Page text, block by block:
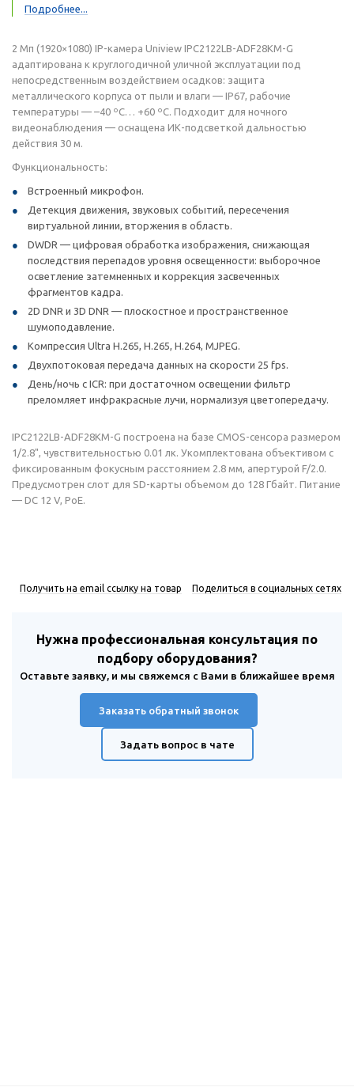
Подробнее...
2 Мп (1920×1080) IP-камера Uniview IPC2122LB-ADF28KM-G
адаптирована к круглогодичной уличной эксплуатации под
непосредственным воздействием осадков: защита
металлического корпуса от пыли и влаги — IP67, рабочие
температуры — –40 ºС… +60 ºС. Подходит для ночного
видеонаблюдения — оснащена ИК-подсветкой дальностью
действия 30 м.
Функциональность:
Встроенный микрофон.
Детекция движения, звуковых событий, пересечения
виртуальной линии, вторжения в область.
DWDR — цифровая обработка изображения, снижающая
последствия перепадов уровня освещенности: выборочное
осветление затемненных и коррекция засвеченных
фрагментов кадра.
2D DNR и 3D DNR — плоскостное и пространственное
шумоподавление.
Компрессия Ultra H.265, H.265, H.264, MJPEG.
Двухпотоковая передача данных на скорости 25 fps.
День/ночь с ICR: при достаточном освещении фильтр
преломляет инфракрасные лучи, нормализуя цветопередачу.
IPC2122LB-ADF28KM-G построена на базе CMOS-сенсора размером
1/2.8", чувствительностью 0.01 лк. Укомплектована объективом с
фиксированным фокусным расстоянием 2.8 мм, апертурой F/2.0.
Предусмотрен слот для SD-карты объемом до 128 Гбайт. Питание
— DC 12 V, PoE.
Получить на email ссылку на товар Поделиться в социальных сетях
Нужна профессиональная консультация по
подбору оборудования?
Оставьте заявку, и мы свяжемся с Вами в ближайшее время
Заказать обратный звонок
Задать вопрос в чате